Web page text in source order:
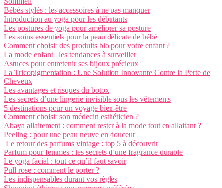
Bébés stylés : les accessoires à ne pas manquer
Introduction au yoga pour les débutants
Les postures de yoga pour améliorer sa posture
Les soins essentiels pour la peau délicate de bébé
Comment choisir des produits bio pour votre enfant ?
La mode enfant : les tendances à surveiller
Astuces pour entretenir ses bijoux précieux
La Tricopigmentation : Une Solution Innovante Contre la Perte de
Cheveux
Les avantages et risques du botox
Les secrets d’une lingerie invisible sous les vêtements
5 destinations pour un voyage bien-être
Comment choisir son médecin esthéticien ?
Abaya allaitement : comment rester à la mode tout en allaitant ?
Peeling : pour une peau neuve en douceur
Le retour des parfums vintage : top 5 à découvrir
Parfum pour femmes : les secrets d’une fragrance durable
Le yoga facial : tout ce qu’il faut savoir
Pull rose : comment le porter ?
Les indispensables durant vos règles